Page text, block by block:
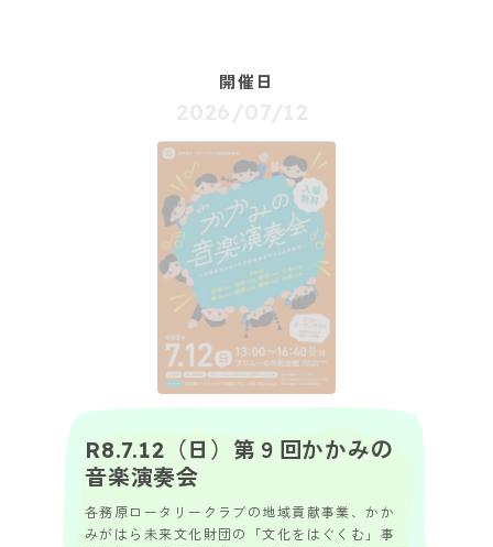
開催日
R8.7.12（日）第９回かかみの
音楽演奏会
各務原ロータリークラブの地域貢献事業、かか
みがはら未来文化財団の「文化をはぐくむ」事